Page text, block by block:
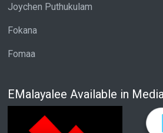
Joychen Puthukulam
Fokana
Fomaa
EMalayalee Available in